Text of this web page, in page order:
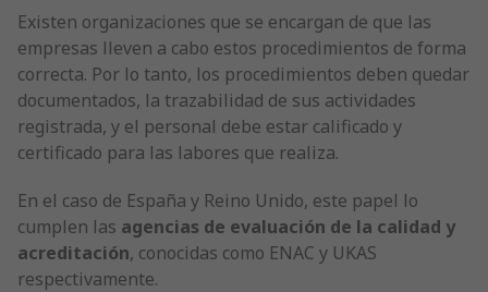
Existen organizaciones que se encargan de que las
empresas lleven a cabo estos procedimientos de forma
correcta. Por lo tanto, los procedimientos deben quedar
documentados, la trazabilidad de sus actividades
registrada, y el personal debe estar calificado y
certificado para las labores que realiza.
En el caso de España y Reino Unido, este papel lo
cumplen las agencias de evaluación de la calidad y
acreditación, conocidas como ENAC y UKAS
respectivamente.